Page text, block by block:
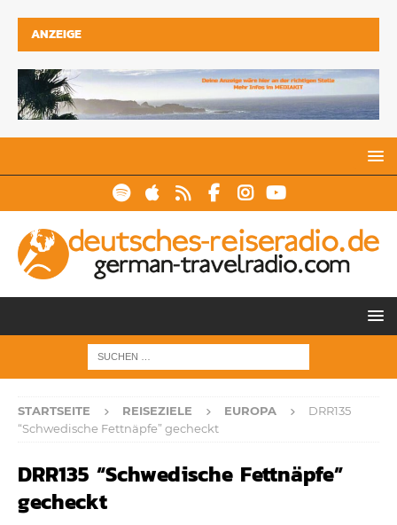
ANZEIGE
STARTSEITE REISEZIELE EUROPA
DRR135
“Schwedische Fettnäpfe” gecheckt
DRR135 “Schwedische Fettnäpfe”
gecheckt